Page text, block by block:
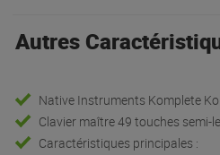
Autres
Native Instruments Komplete
Clavier maître 49 touches semi-
Caractéristiques principales :